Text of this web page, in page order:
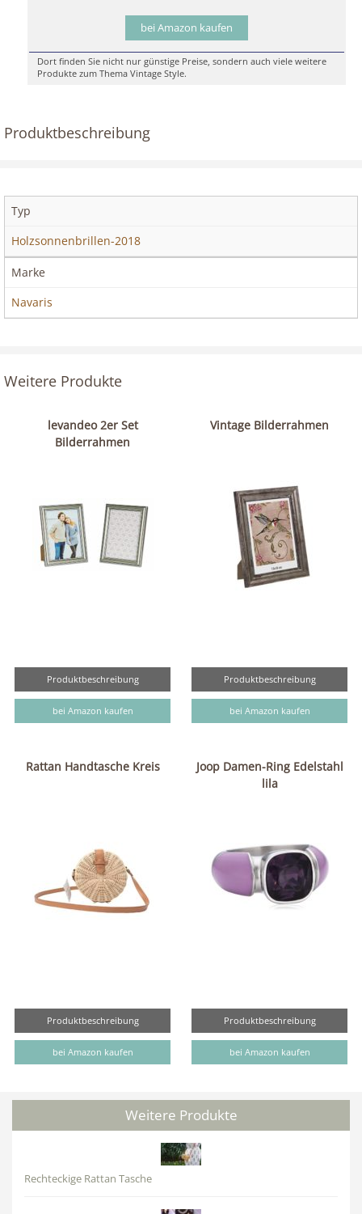
bei Amazon kaufen
Dort finden Sie nicht nur günstige Preise, sondern auch viele weitere
Produkte zum Thema Vintage Style.
Produktbeschreibung
Typ
Holzsonnenbrillen-2018
Marke
Navaris
Weitere Produkte
levandeo 2er Set
Bilderrahmen
Produktbeschreibung
bei Amazon kaufen
Vintage Bilderrahmen
Produktbeschreibung
bei Amazon kaufen
Rattan Handtasche Kreis
Produktbeschreibung
bei Amazon kaufen
Joop Damen-Ring Edelstahl
lila
Produktbeschreibung
bei Amazon kaufen
Weitere Produkte
Rechteckige Rattan Tasche